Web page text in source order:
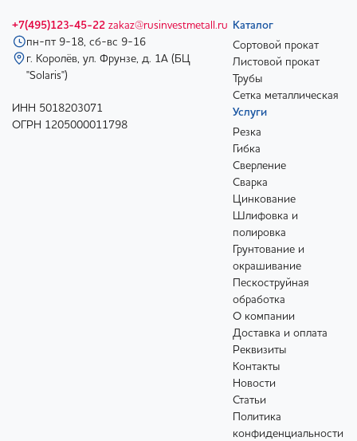
+7(495)123-45-22 zakaz@rusinvestmetall.ru
пн-пт 9-18, сб-вс 9-16
г. Королёв, ул. Фрунзе, д. 1А (БЦ
"Solaris")
ИНН 5018203071
ОГРН 1205000011798
Каталог
Сортовой прокат
Листовой прокат
Трубы
Сетка металлическая
Услуги
Резка
Гибка
Сверление
Сварка
Цинкование
Шлифовка и
полировка
Грунтование и
окрашивание
Пескоструйная
обработка
О компании
Доставка и оплата
Реквизиты
Контакты
Новости
Статьи
Политика
конфиденциальности